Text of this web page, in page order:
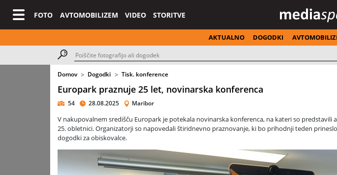
FOTO AVTOMOBILIZEM VIDEO STORITVE
AKTUALNO DOGODKI
Domov Dogodki Tisk. konference
Europark praznuje 25 let, novinarska konferenca
54 28.08.2025 Maribor
V nakupovalnem središču Europark je potekala novinarska konferenca, na kateri so predstavili
25. obletnici. Organizatorji so napovedali štiridnevno praznovanje, ki bo prihodnji teden
dogodki za obiskovalce.